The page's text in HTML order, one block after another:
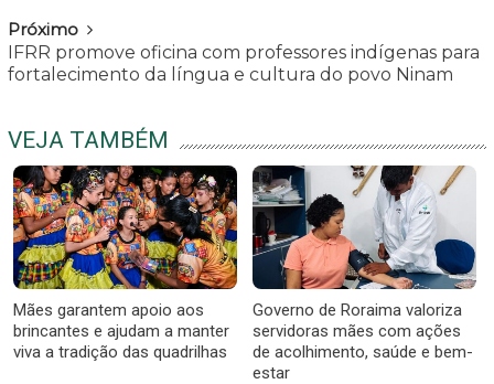
Próximo
IFRR promove oficina com professores indígenas para
fortalecimento da língua e cultura do povo Ninam
VEJA TAMBÉM
Mães garantem apoio aos
brincantes e ajudam a manter
viva a tradição das quadrilhas
Governo de Roraima valoriza
servidoras mães com ações
de acolhimento, saúde e bem-
estar